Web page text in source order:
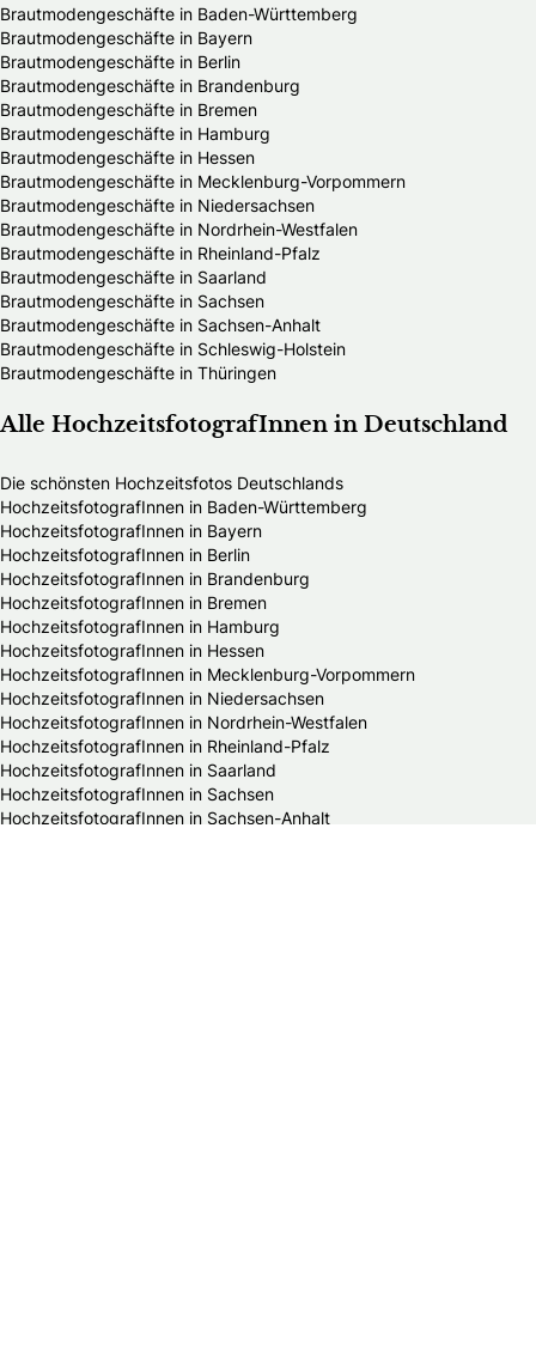
Brautmodengeschäfte in Baden-Württemberg
Brautmodengeschäfte in Bayern
Brautmodengeschäfte in Berlin
Brautmodengeschäfte in Brandenburg
Brautmodengeschäfte in Bremen
Brautmodengeschäfte in Hamburg
Brautmodengeschäfte in Hessen
Brautmodengeschäfte in Mecklenburg-Vorpommern
Brautmodengeschäfte in Niedersachsen
Brautmodengeschäfte in Nordrhein-Westfalen
Brautmodengeschäfte in Rheinland-Pfalz
Brautmodengeschäfte in Saarland
Brautmodengeschäfte in Sachsen
Brautmodengeschäfte in Sachsen-Anhalt
Brautmodengeschäfte in Schleswig-Holstein
Brautmodengeschäfte in Thüringen
Alle HochzeitsfotografInnen in Deutschland
Die schönsten Hochzeitsfotos Deutschlands
HochzeitsfotografInnen in Baden-Württemberg
HochzeitsfotografInnen in Bayern
HochzeitsfotografInnen in Berlin
HochzeitsfotografInnen in Brandenburg
HochzeitsfotografInnen in Bremen
HochzeitsfotografInnen in Hamburg
HochzeitsfotografInnen in Hessen
HochzeitsfotografInnen in Mecklenburg-Vorpommern
HochzeitsfotografInnen in Niedersachsen
HochzeitsfotografInnen in Nordrhein-Westfalen
HochzeitsfotografInnen in Rheinland-Pfalz
HochzeitsfotografInnen in Saarland
HochzeitsfotografInnen in Sachsen
HochzeitsfotografInnen in Sachsen-Anhalt